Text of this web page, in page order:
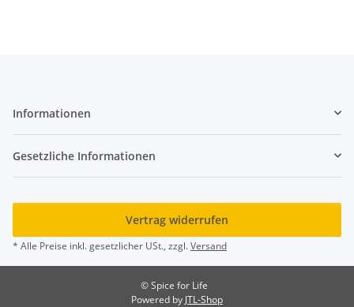
Informationen
Gesetzliche Informationen
Vertrag widerrufen
* Alle Preise inkl. gesetzlicher USt., zzgl.Versand
© Spice for Life
Powered by JTL-Shop